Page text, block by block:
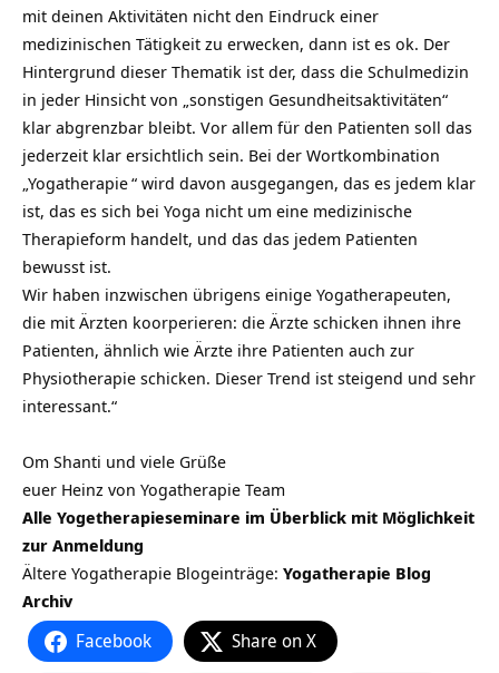
mit deinen Aktivitäten nicht den Eindruck einer
medizinischen Tätigkeit zu erwecken, dann ist es ok. Der
Hintergrund dieser Thematik ist der, dass die Schulmedizin
in jeder Hinsicht von „sonstigen Gesundheitsaktivitäten“
klar abgrenzbar bleibt. Vor allem für den Patienten soll das
jederzeit klar ersichtlich sein. Bei der Wortkombination
„Yogatherapie“ wird davon ausgegangen, das es jedem klar
ist, das es sich bei Yoga nicht um eine medizinische
Therapieform handelt, und das das jedem Patienten
bewusst ist.
Wir haben inzwischen übrigens einige Yogatherapeuten,
die mit Ärzten koorperieren: die Ärzte schicken ihnen ihre
Patienten, ähnlich wie Ärzte ihre Patienten auch zur
Physiotherapie schicken. Dieser Trend ist steigend und sehr
interessant.“
Om Shanti und viele Grüße
euer Heinz von Yogatherapie Team
Alle Yogetherapieseminare im Überblick mit Möglichkeit
zur Anmeldung
Ältere Yogatherapie Blogeinträge: Yogatherapie Blog
Archiv
Facebook Share on X